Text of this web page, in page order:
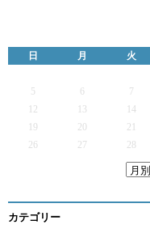
日 月 火
5
6 7
12
13 14
19
20 21
26
27 28
カテゴリー